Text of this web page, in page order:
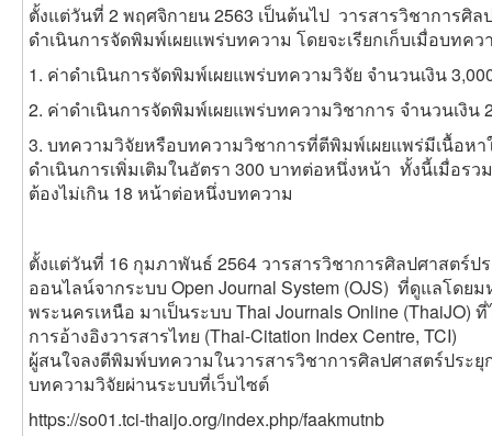
ตั้งแต่วันที่ 2 พฤศจิกายน 2563 เป็นต้นไป วารสารวิชาการศิล
ดำเนินการจัดพิมพ์เผยแพร่บทความ โดยจะเรียกเก็บเมื่อบท
1. ค่าดำเนินการจัดพิมพ์เผยแพร่บทความวิจัย จำนวนเงิน
2. ค่าดำเนินการจัดพิมพ์เผยแพร่บทความวิชาการ จำนวนเงิ
3. บทความวิจัยหรือบทความวิชาการที่ตีพิมพ์เผยแพร่มีเนื้อห
ดำเนินการเพิ่มเติมในอัตรา 300 บาทต่อหนึ่งหน้า ทั้งนี้เมื่อร
ต้องไม่เกิน 18 หน้าต่อหนึ่งบทความ
ตั้งแต่วันที่ 16 กุมภาพันธ์ 2564 วารสารวิชาการศิลปศาสตร์ป
ออนไลน์จากระบบ Open Journal System (OJS) ที่ดูแลโดย
พระนครเหนือ มาเป็นระบบ Thai Journals Online
การอ้างอิงวารสารไทย (Thai-Citation Index Centre, TCI)
ผู้สนใจลงตีพิมพ์บทความในวารสารวิชาการศิลปศาสตร์ประ
บทความวิจัยผ่านระบบที่เว็บไซต์
https://so01.tci-thaijo.org/index.php/faakmutnb